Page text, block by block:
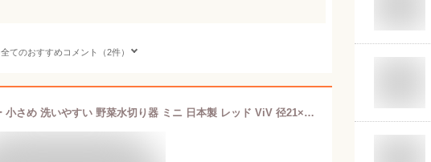
全てのおすすめコメント（2件）
ワールドクリエイト サラダスピナー 小さめ 洗いやすい 野菜水切り器 ミニ 日本製 レッド ViV 径21×H14cm Sサイズ 麺 サラダ